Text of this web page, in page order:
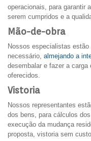
operacionais, para garantir
serem cumpridos e a
Mão-de-obra
Nossos especialistas
necessário, almejando a
desembalar e fazer a
oferecidos.
Vistoria
Nossos representantes
dos bens, para cálculos
execução da mudança
proposta, vistoria sem